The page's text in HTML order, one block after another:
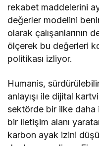
rekabet maddelerini
değerler modelini
olarak çalışanlarının
ölçerek bu değerleri
politikası izliyor.
Humanis,
anlayışı ile dijital
sektörde bir ilke daha
bir iletişim alanı
karbon ayak izini